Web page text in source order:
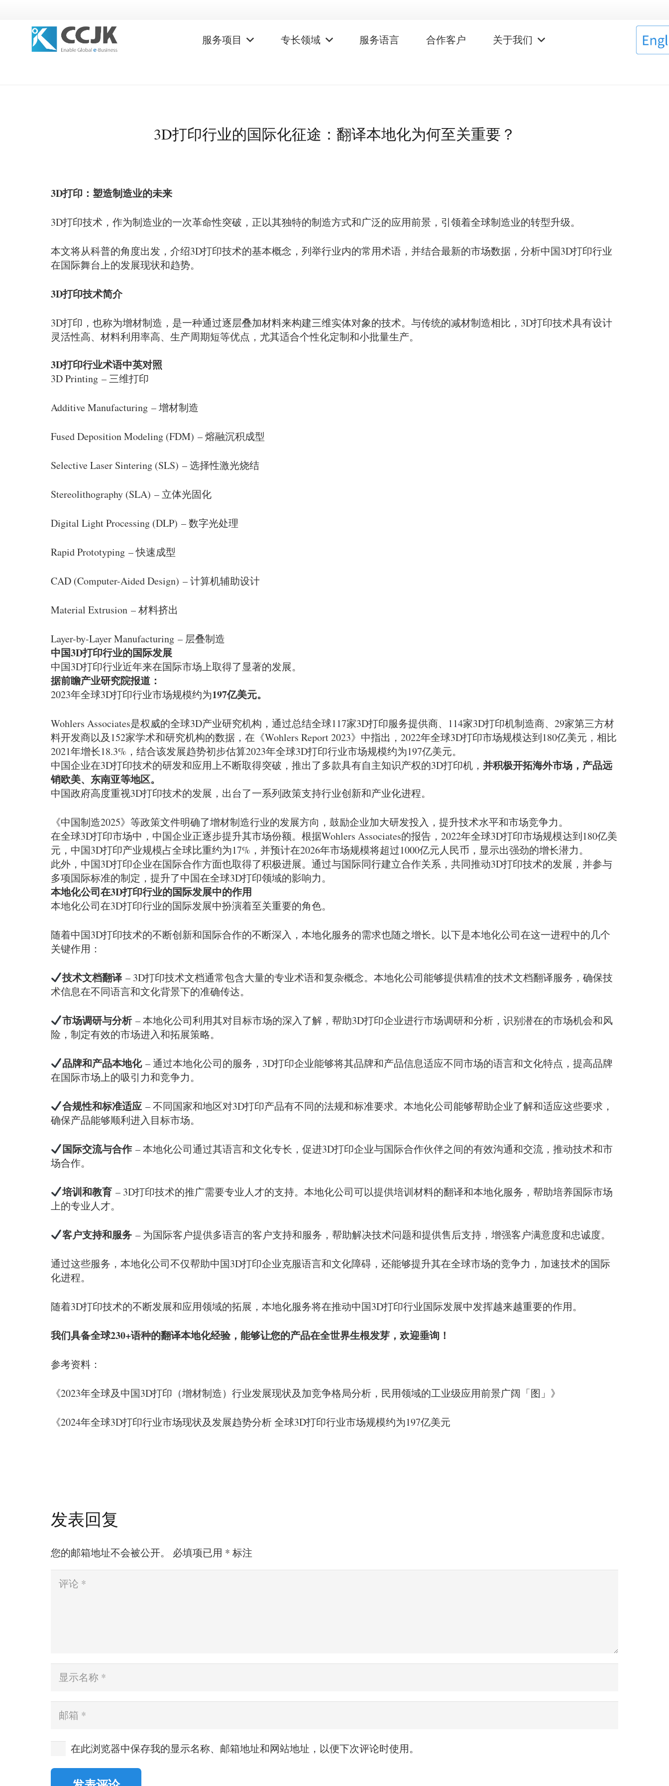
服务项目 专长领域 服务语言 合作客户 关于我们
3D打印行业的国际化征途：翻译本地化为何至关重要？
3D打印：塑造制造业的未来
3D打印技术，作为制造业的一次革命性突破，正以其独特的制造方式和广泛的应用前景，引领着全球制造业的转型升级。
本文将从科普的角度出发，介绍3D打印技术的基本概念，列举行业内的常用术语，并结合最新的市场数据，分析中国3D打印行业
在国际舞台上的发展现状和趋势。
3D打印技术简介
3D打印，也称为增材制造，是一种通过逐层叠加材料来构建三维实体对象的技术。与传统的减材制造相比，3D打印技术具有设计
灵活性高、材料利用率高、生产周期短等优点，尤其适合个性化定制和小批量生产。
3D打印行业术语中英对照
3D Printing – 三维打印
Additive Manufacturing – 增材制造
Fused Deposition Modeling (FDM) – 熔融沉积成型
Selective Laser Sintering (SLS) – 选择性激光烧结
Stereolithography (SLA) – 立体光固化
Digital Light Processing (DLP) – 数字光处理
Rapid Prototyping – 快速成型
CAD (Computer-Aided Design) – 计算机辅助设计
Material Extrusion – 材料挤出
Layer-by-Layer Manufacturing – 层叠制造
中国3D打印行业的国际发展
中国3D打印行业近年来在国际市场上取得了显著的发展。
据前瞻产业研究院报道：
2023年全球3D打印行业市场规模约为197亿美元。
Wohlers Associates是权威的全球3D产业研究机构，通过总结全球117家3D打印服务提供商、114家3D打印机制造商、29家第三方材
料开发商以及152家学术和研究机构的数据，在《Wohlers Report 2023》中指出，2022年全球3D打印市场规模达到180亿美元，相比
2021年增长18.3%，结合该发展趋势初步估算2023年全球3D打印行业市场规模约为197亿美元。
中国企业在3D打印技术的研发和应用上不断取得突破，推出了多款具有自主知识产权的3D打印机， 并积极开拓海外市场，产品远
销欧美、东南亚等地区。
中国政府高度重视3D打印技术的发展，出台了一系列政策支持行业创新和产业化进程。
《中国制造2025》等政策文件明确了增材制造行业的发展方向，鼓励企业加大研发投入，提升技术水平和市场竞争力。
在全球3D打印市场中，中国企业正逐步提升其市场份额。根据Wohlers Associates的报告，2022年全球3D打印市场规模达到180亿美
元，中国3D打印产业规模占全球比重约为17%，并预计在2026年市场规模将超过1000亿元人民币，显示出强劲的增长潜力。
此外，中国3D打印企业在国际合作方面也取得了积极进展。通过与国际同行建立合作关系，共同推动3D打印技术的发展，并参与
多项国际标准的制定，提升了中国在全球3D打印领域的影响力。
本地化公司在3D打印行业的国际发展中的作用
本地化公司在3D打印行业的国际发展中扮演着至关重要的角色。
随着中国3D打印技术的不断创新和国际合作的不断深入，本地化服务的需求也随之增长。以下是本地化公司在这一进程中的几个
关键作用：
技术文档翻译– 3D打印技术文档通常包含大量的专业术语和复杂概念。本地化公司能够提供精准的技术文档翻译服务，确保技
术信息在不同语言和文化背景下的准确传达。
市场调研与分析– 本地化公司利用其对目标市场的深入了解，帮助3D打印企业进行市场调研和分析，识别潜在的市场机会和风
险，制定有效的市场进入和拓展策略。
品牌和产品本地化– 通过本地化公司的服务，3D打印企业能够将其品牌和产品信息适应不同市场的语言和文化特点，提高品牌
在国际市场上的吸引力和竞争力。
合规性和标准适应– 不同国家和地区对3D打印产品有不同的法规和标准要求。本地化公司能够帮助企业了解和适应这些要求，
确保产品能够顺利进入目标市场。
国际交流与合作– 本地化公司通过其语言和文化专长，促进3D打印企业与国际合作伙伴之间的有效沟通和交流，推动技术和市
场合作。
培训和教育 – 3D打印技术的推广需要专业人才的支持。本地化公司可以提供培训材料的翻译和本地化服务，帮助培养国际市场
上的专业人才。
客户支持和服务– 为国际客户提供多语言的客户支持和服务，帮助解决技术问题和提供售后支持，增强客户满意度和忠诚度。
通过这些服务，本地化公司不仅帮助中国3D打印企业克服语言和文化障碍，还能够提升其在全球市场的竞争力，加速技术的国际
化进程。
随着3D打印技术的不断发展和应用领域的拓展，本地化服务将在推动中国3D打印行业国际发展中发挥越来越重要的作用。
我们具备全球230+语种的翻译本地化经验，能够让您的产品在全世界生根发芽，欢迎垂询！
参考资料：
《2023年全球及中国3D打印（增材制造）行业发展现状及加竞争格局分析，民用领域的工业级应用前景广阔「图」》
《2024年全球3D打印行业市场现状及发展趋势分析 全球3D打印行业市场规模约为197亿美元
发表回复
您的邮箱地址不会被公开。 必填项已用 * 标注
在此浏览器中保存我的显示名称、邮箱地址和网站地址，以便下次评论时使用。